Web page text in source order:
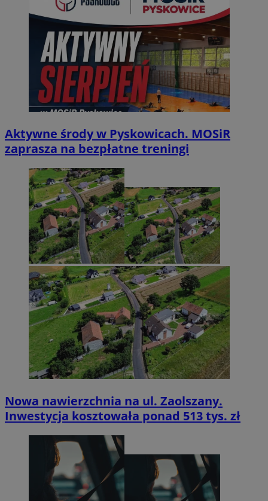
Aktywne środy w Pyskowicach. MOSiR
zaprasza na bezpłatne treningi
Nowa nawierzchnia na ul. Zaolszany.
Inwestycja kosztowała ponad 513 tys. zł